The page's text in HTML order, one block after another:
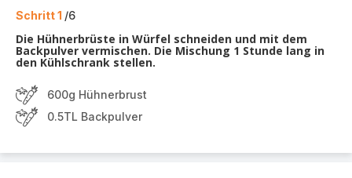
Schritt 1 /6
Die Hühnerbrüste in Würfel schneiden und mit dem
Backpulver vermischen. Die Mischung 1 Stunde lang in
den Kühlschrank stellen.
600g Hühnerbrust
0.5TL Backpulver